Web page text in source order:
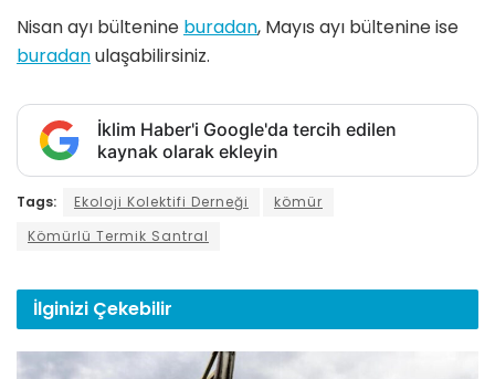
Nisan ayı bültenine buradan, Mayıs ayı bültenine ise
buradanulaşabilirsiniz.
İklim Haber'i Google'da tercih edilen
kaynak olarak ekleyin
Tags: Ekoloji Kolektifi Derneği
kömür
Kömürlü Termik Santral
İlginizi Çekebilir